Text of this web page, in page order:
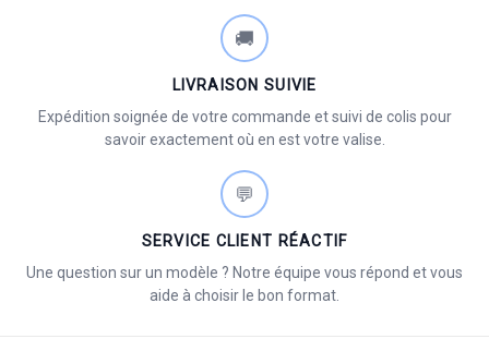
🚚
LIVRAISON SUIVIE
Expédition soignée de votre commande et suivi de colis pour
savoir exactement où en est votre valise.
💬
SERVICE CLIENT RÉACTIF
Une question sur un modèle ? Notre équipe vous répond et vous
aide à choisir le bon format.